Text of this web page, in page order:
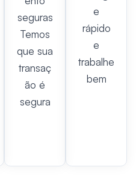
seguras
Temos
que sua
transaç
ão é
segura
e
rápido
e
trabalhe
bem